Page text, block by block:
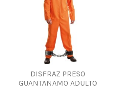
DISFRAZ PRESO
GUANTANAMO ADULTO